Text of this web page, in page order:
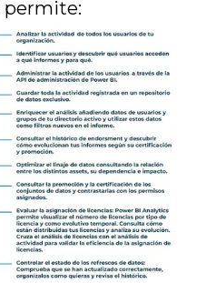
permite: